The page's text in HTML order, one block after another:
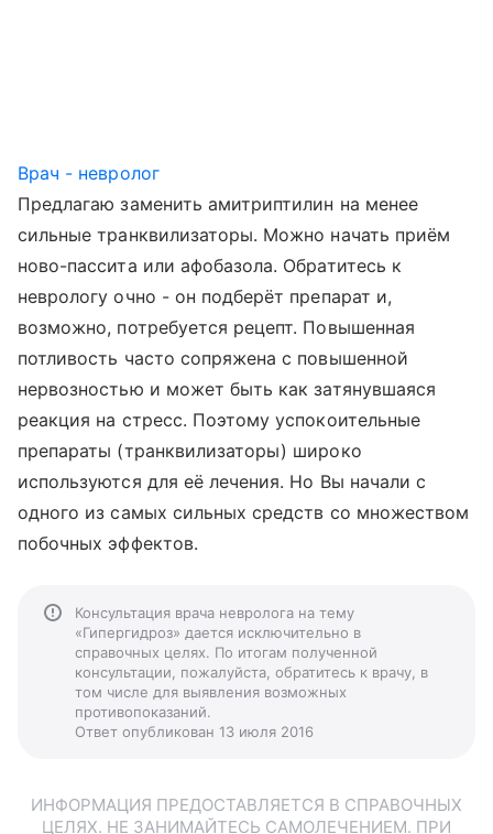
Врач - невролог
Предлагаю заменить амитриптилин на менее
сильные транквилизаторы. Можно начать приём
ново-пассита или афобазола. Обратитесь к
неврологу очно - он подберёт препарат и,
возможно, потребуется рецепт. Повышенная
потливость часто сопряжена с повышенной
нервозностью и может быть как затянувшаяся
реакция на стресс. Поэтому успокоительные
препараты (транквилизаторы) широко
используются для её лечения. Но Вы начали с
одного из самых сильных средств со множеством
побочных эффектов.
Консультация врача невролога на тему
«Гипергидроз» дается исключительно в
справочных целях. По итогам полученной
консультации, пожалуйста, обратитесь к врачу, в
том числе для выявления возможных
противопоказаний.
Ответ опубликован 13 июля 2016
ИНФОРМАЦИЯ ПРЕДОСТАВЛЯЕТСЯ В СПРАВОЧНЫХ
ЦЕЛЯХ. НЕ ЗАНИМАЙТЕСЬ САМОЛЕЧЕНИЕМ. ПРИ